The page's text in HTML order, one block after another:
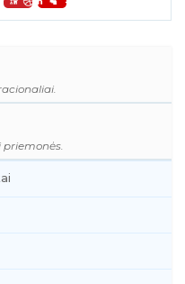
priemonės.